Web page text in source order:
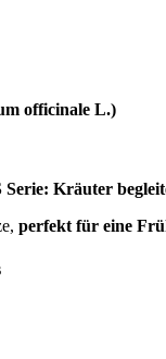
officinale L.)
Kräuter
perfekt für eine